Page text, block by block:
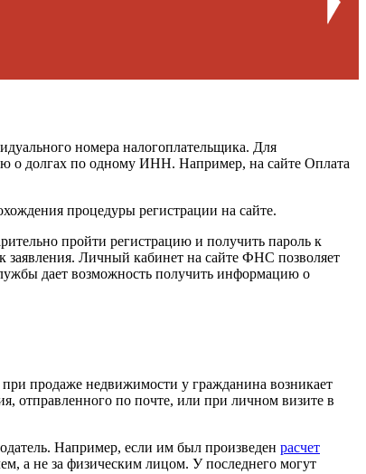
номера налогоплательщика. Для
о долгах по одному ИНН. Например, на сайте Оплата
процедуры регистрации на сайте.
пройти регистрацию и получить пароль к
Личный кабинет на сайте ФНС позволяет
дает возможность получить информацию о
продаже недвижимости у гражданина возникает
отправленного по почте, или при личном визите в
Например, если им был произведен расчет
а не за физическим лицом. У последнего могут